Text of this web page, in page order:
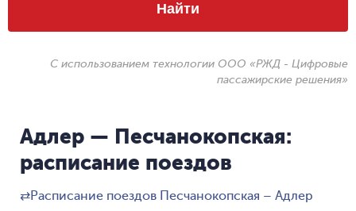
Найти
С использованием технологии ООО «РЖД - Цифровые
пассажирские решения»
Адлер — Песчанокопская:
расписание поездов
⇄Расписание поездов Песчанокопская – Адлер